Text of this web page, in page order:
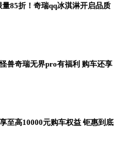
85折！奇瑞qq冰淇淋开启品质
兽奇瑞无界pro有福利 购车还享
至高10000元购车权益 钜惠到底